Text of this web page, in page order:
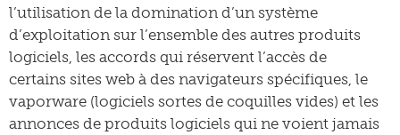
l’utilisation de la domination d’un système
d’exploitation sur l’ensemble des autres produits
logiciels, les accords qui réservent l’accès de
certains sites web à des navigateurs spécifiques, le
vaporware (logiciels sortes de coquilles vides) et les
annonces de produits logiciels qui ne voient jamais